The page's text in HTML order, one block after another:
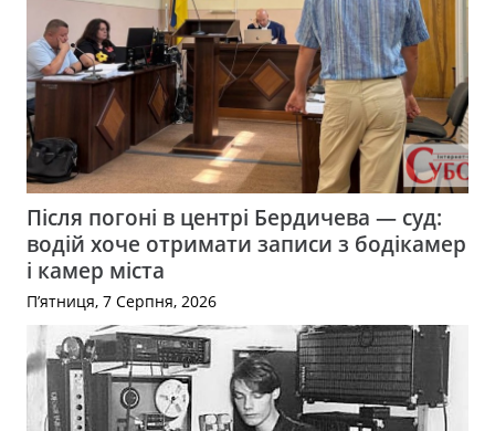
Після погоні в центрі Бердичева — суд:
водій хоче отримати записи з бодікамер
і камер міста
П’ятниця, 7 Серпня, 2026